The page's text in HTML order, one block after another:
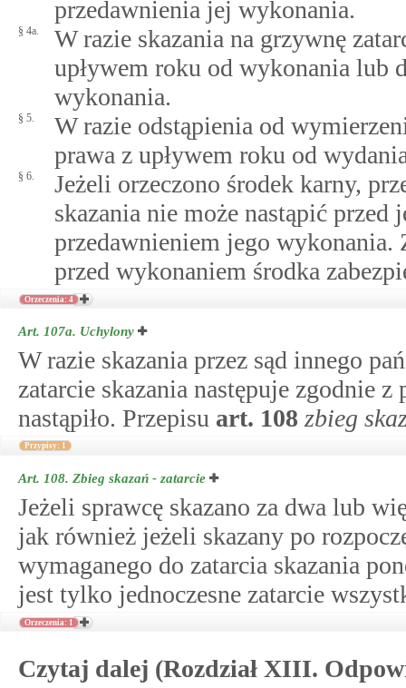
przedawnienia jej wykonania.
§ 4a.
W razie skazania na grzywnę
upływem roku od wykonania lub
wykonania.
§ 5.
W razie odstąpienia od
prawa z upływem roku od
§ 6.
Jeżeli orzeczono środek karny,
skazania nie może nastąpić
przedawnieniem jego wykonania.
przed wykonaniem środka
Orzeczenia: 4
Art. 107a. Uchylony
W razie skazania przez sąd innego
zatarcie skazania następuje zgodnie
nastąpiło. Przepisu art. 108 zbieg
Przypisy: 1
Art. 108. Zbieg skazań - zatarcie
Jeżeli sprawcę skazano za dwa lub
jak również jeżeli skazany po
wymaganego do zatarcia skazania
jest tylko jednoczesne zatarcie
Orzeczenia: 1
Czytaj dalej (Rozdział XIII.